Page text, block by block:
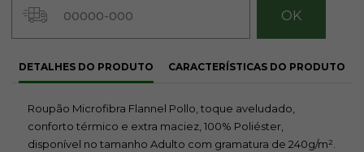
DETALHES DO PRODUTO CARACTERÍSTICAS DO PRODUTO
Roupão Microfibra Flannel Pollo, toque aveludado,
conforto térmico e extra maciez, 100% Poliéster,
disponível no tamanho Adulto com gramatura de 240g/m².